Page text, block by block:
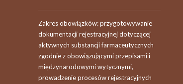
Zakres obowiązków: przygotowywanie
dokumentacji rejestracyjnej dotyczącej
aktywnych substancji farmaceutycznych
zgodnie z obowiązującymi przepisami i
międzynarodowymi wytycznymi,
prowadzenie procesów rejestracyjnych